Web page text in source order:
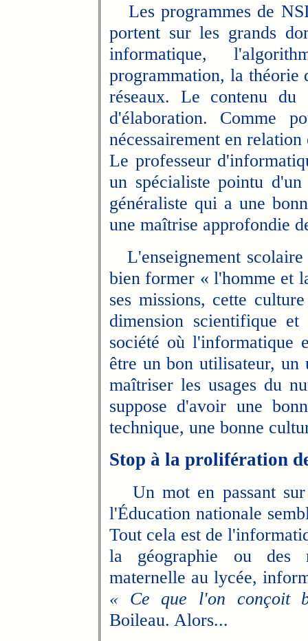
Les programmes de
portent sur les grands
informatique,
programmation, la théorie
réseaux. Le contenu du
d'élaboration. Comme
nécessairement en
Le professeur
un spécialiste pointu
généraliste qui a une
une maîtrise approfondie
L'enseignement
bien former « l'homme et
ses missions, cette
dimension scientifique et
société où l'informatique
être un bon utilisateur,
maîtriser les usages du
suppose d'avoir une
technique, une bonne
Stop à la prolifération
Un mot en passant sur
l'Éducation nationale
Tout cela est de
la géographie ou des
maternelle au lycée,
« Ce que l'on conçoit
Boileau. Alors...